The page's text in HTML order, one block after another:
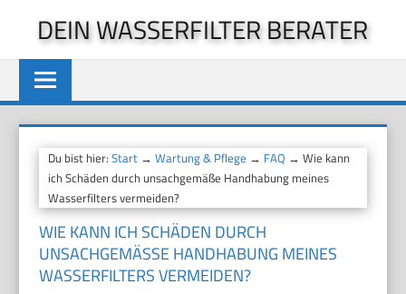
springen
DEIN WASSERFILTER BERATER
Du bist hier:Start →Wartung & Pflege → FAQ → Wie kann
ich Schäden durch unsachgemäße Handhabung meines
Wasserfilters vermeiden?
WIE KANN ICH SCHÄDEN DURCH
UNSACHGEMÄSSE HANDHABUNG MEINES W
ASSERFILTERS VERMEIDEN?